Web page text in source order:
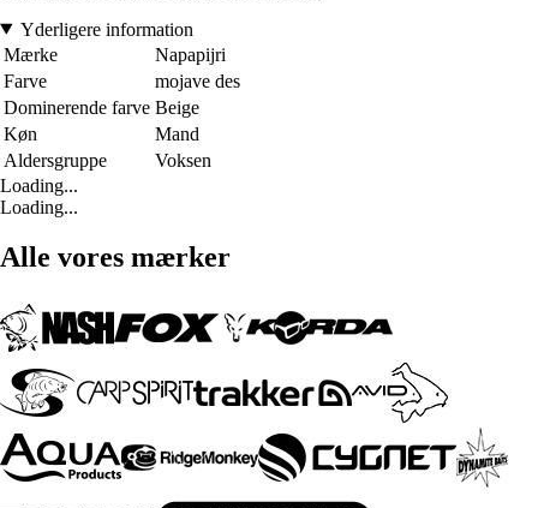
Yderligere information
Mærke
Napapijri
Farve
mojave des
Dominerende farve Beige
Køn
Mand
Aldersgruppe
Voksen
Loading...
Loading...
Alle vores mærker